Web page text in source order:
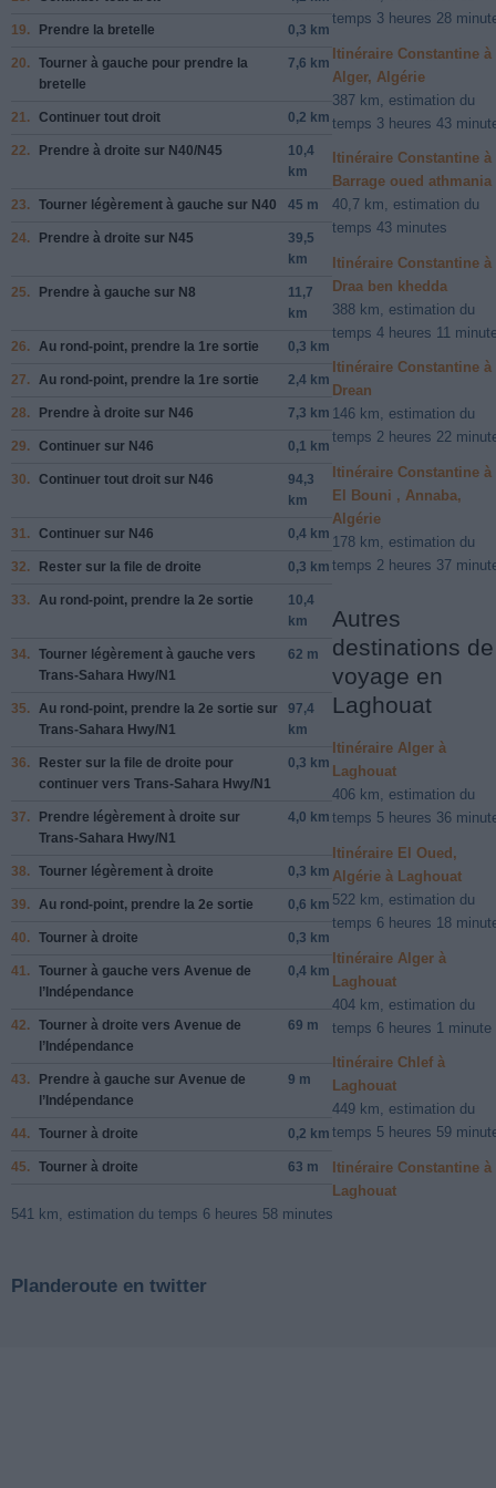
19. Prendre la bretelle 0,3 km
20. Tourner à gauche pour prendre la
bretelle
7,6 km
21. Continuer tout droit 0,2 km
22. Prendre à droite sur N40/N45
10,4
km
23. Tourner légèrement à gauche sur N40 45 m
24. Prendre à droite sur N45
39,5
km
25. Prendre à gauche sur N8
11,7
km
26. Au rond-point, prendre la 1re sortie 0,3 km
27. Au rond-point, prendre la 1re sortie 2,4 km
28. Prendre à droite sur N46 7,3 km
29. Continuer sur N46 0,1 km
30. Continuer tout droit sur N46
94,3
km
31. Continuer sur N46 0,4 km
32. Rester sur la file de droite 0,3 km
33. Au rond-point, prendre la 2e sortie
10,4
km
34. Tourner légèrement à gauche vers
Trans-Sahara Hwy/N1
62 m
35. Au rond-point, prendre la 2e sortie sur
Trans-Sahara Hwy/N1
97,4
km
36. Rester sur la file de droite pour
continuer vers Trans-Sahara Hwy/N1
0,3 km
37. Prendre légèrement à droite sur
Trans-Sahara Hwy/N1
4,0 km
38. Tourner légèrement à droite 0,3 km
39. Au rond-point, prendre la 2e sortie 0,6 km
40. Tourner à droite 0,3 km
41. Tourner à gauche vers Avenue de
l’Indépendance
0,4 km
42. Tourner à droite vers Avenue de
l’Indépendance
69 m
43. Prendre à gauche sur Avenue de
l’Indépendance
9 m
44. Tourner à droite 0,2 km
45. Tourner à droite 63 m
temps 3 heures 28
Itinéraire Constantine à
Alger, Algérie
387 km, estimation du
temps 3 heures 43
Itinéraire Constantine à
Barrage oued athmania
40,7 km, estimation du
temps 43 minutes
Itinéraire Constantine à
Draa ben khedda
388 km, estimation du
temps 4 heures 11
Itinéraire Constantine à
Drean
146 km, estimation du
temps 2 heures 22
Itinéraire Constantine à
El Bouni , Annaba,
Algérie
178 km, estimation du
temps 2 heures 37
Autres
destinations de
voyage en
Laghouat
Itinéraire Alger à
Laghouat
406 km, estimation du
temps 5 heures 36
Itinéraire El Oued,
Algérie à Laghouat
522 km, estimation du
temps 6 heures 18
Itinéraire Alger à
Laghouat
404 km, estimation du
temps 6 heures 1 minute
Itinéraire Chlef à
Laghouat
449 km, estimation du
temps 5 heures 59
Itinéraire Constantine à
Laghouat
541 km, estimation du temps 6 heures 58 minutes
Planderoute en twitter